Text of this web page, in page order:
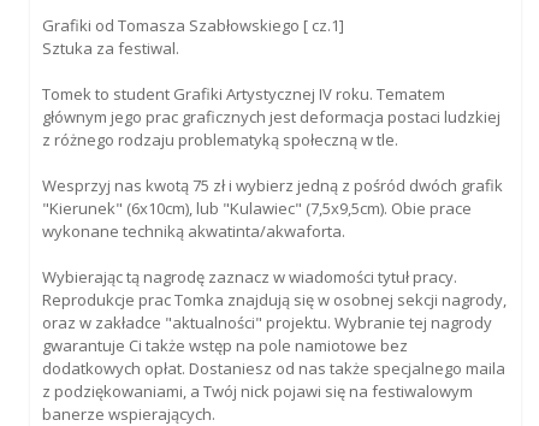
Grafiki od Tomasza Szabłowskiego [ cz.1]
Sztuka za festiwal.
Tomek to student Grafiki Artystycznej IV roku. Tematem
głównym jego prac graficznych jest deformacja postaci ludzkiej
z różnego rodzaju problematyką społeczną w tle.
Wesprzyj nas kwotą 75 zł i wybierz jedną z pośród dwóch grafik
"Kierunek" (6x10cm), lub "Kulawiec" (7,5x9,5cm). Obie prace
wykonane techniką akwatinta/akwaforta.
Wybierając tą nagrodę zaznacz w wiadomości tytuł pracy.
Reprodukcje prac Tomka znajdują się w osobnej sekcji nagrody,
oraz w zakładce "aktualności" projektu. Wybranie tej nagrody
gwarantuje Ci także wstęp na pole namiotowe bez
dodatkowych opłat. Dostaniesz od nas także specjalnego maila
z podziękowaniami, a Twój nick pojawi się na festiwalowym
banerze wspierających.